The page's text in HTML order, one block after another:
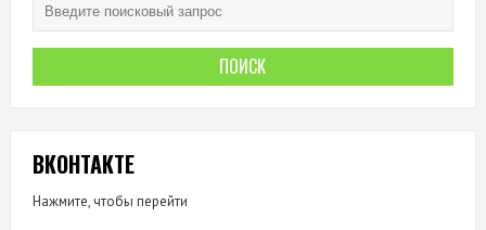
ВКОНТАКТЕ
Нажмите, чтобы перейти